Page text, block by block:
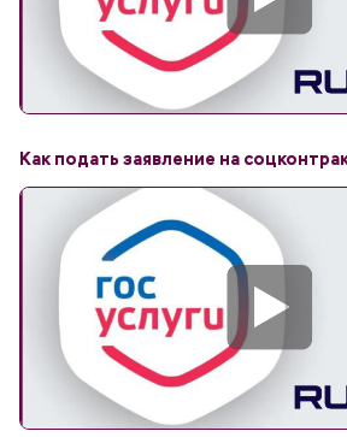
Как подать заявление на